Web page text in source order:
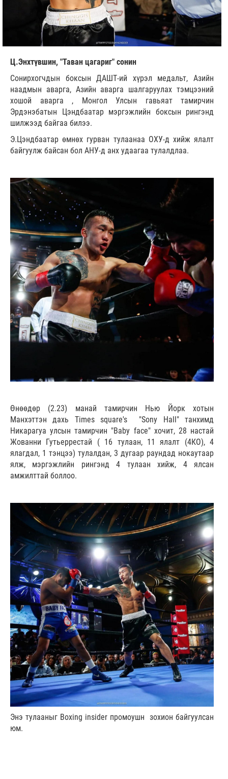
Ц.Энхтүвшин, "Таван цагариг" сонин
Сонирхогчдын боксын ДАШТ-ий хүрэл медальт, Азийн
наадмын аварга, Азийн аварга шалгаруулах тэмцээний
хошой аварга , Монгол Улсын гавьяат тамирчин
Эрдэнэбатын Цэндбаатар мэргэжлийн боксын рингэнд
шилжээд байгаа билээ.
Э.Цэндбаатар өмнөх гурван тулаанаа ОХУ-д хийж ялалт
байгуулж байсан бол АНУ-д анх удаагаа тулалдлаа.
Өнөөдөр (2.23) манай тамирчин Нью Йорк хотын
Манхэттэн дахь Times square's "Sony Hall" танхимд
Никарагуа улсын тамирчин "Baby face" хочит, 28 настай
Жованни Гутьеррестай ( 16 тулаан, 11 ялалт (4КО), 4
ялагдал, 1 тэнцээ) тулалдан, 3 дугаар раундад нокаутаар
ялж, мэргэжлийн рингэнд 4 тулаан хийж, 4 ялсан
амжилттай боллоо.
Энэ тулааныг Boxing insider промоушн зохион байгуулсан
юм.